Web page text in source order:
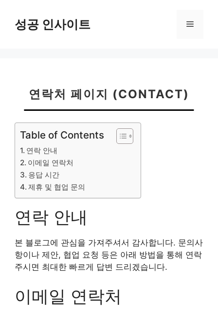
성공 인사이트 메
연락처 페이지 (CONTACT)
Table of Contents
연락 안내
이메일 연락처
응답 시간
제휴 및 협업 문의
연락 안내
본 블로그에 관심을 가져주셔서 감사합니다. 문의사
항이나 제안, 협업 요청 등은 아래 방법을 통해 연락
주시면 최대한 빠르게 답변 드리겠습니다.
이메일 연락처